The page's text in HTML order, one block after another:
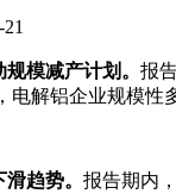
模减产计划 。 报
电解铝企业规模性
趋势。 报告期内